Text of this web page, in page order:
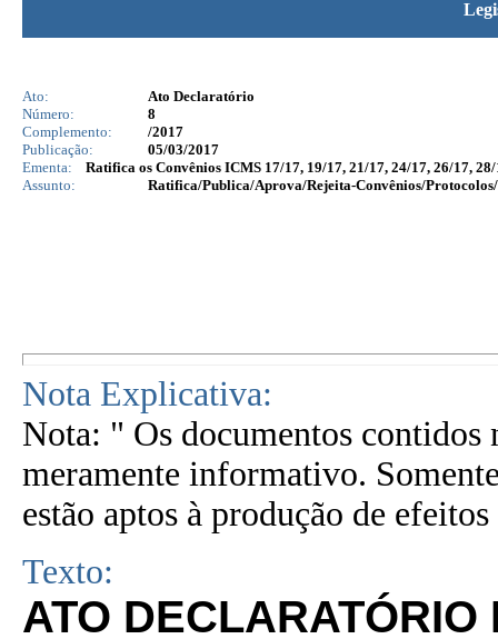
Ato:
Ato Declaratório
Número:
8
Complemento:
/2017
Publicação:
05/03/2017
Ementa:
Ratifica os Convênios ICMS 17/17, 19/17, 21/17, 24/17, 26/17,
Assunto:
Ratifica/Publica/Aprova/Rejeita-Convênios/
Nota Explicativa:
Nota: " Os documentos contidos
meramente informativo.
estão aptos à produção de
Texto:
ATO DECLARATÓRIO